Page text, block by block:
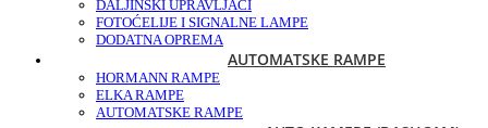
DALJINSKI UPRAVLJAČI
FOTOĆELIJE I SIGNALNE LAMPE
DODATNA OPREMA
AUTOMATSKE RAMPE
HORMANN RAMPE
ELKA RAMPE
AUTOMATSKE RAMPE